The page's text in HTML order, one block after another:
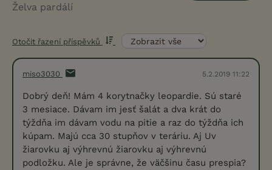
Želva pardálí
Otočit řazení příspěvků
miso3030 5.2.2019 11:22
Dobrý deň! Mám 4 korytnačky leopardie. Sú staré
3 mesiace. Dávam im jesť šalát a dva krát do
týždňa im dávam vodu na pitie a raz do týždňa ich
kúpam. Majú cca 30 stupňov v teráriu. Aj Uv
žiarovku aj výhrevnú žiarovku aj výhrevnú
podložku. Ale je správne, že väčšinu času prespia?